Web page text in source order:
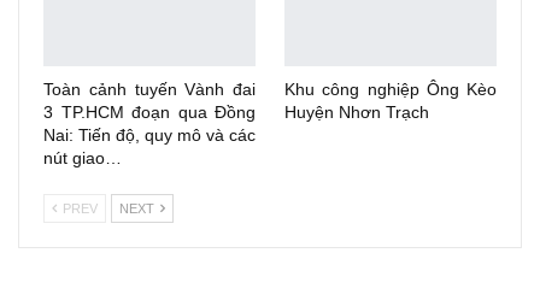
Toàn cảnh tuyến Vành đai
3 TP.HCM đoạn qua Đồng
Nai: Tiến độ, quy mô và các
nút giao…
Khu công nghiệp Ông Kèo
Huyện Nhơn Trạch
PREV NEXT